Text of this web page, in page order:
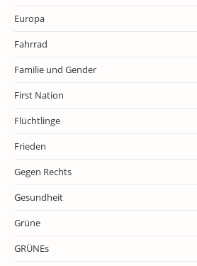
Europa
Fahrrad
Familie und Gender
First Nation
Flüchtlinge
Frieden
Gegen Rechts
Gesundheit
Grüne
GRÜNEs